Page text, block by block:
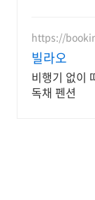
https://
5119
빌라오
비행기 없이
독채 펜션